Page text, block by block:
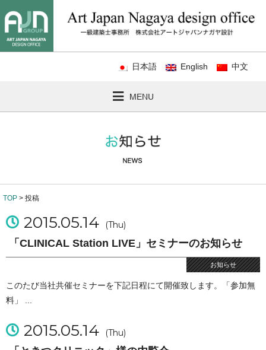
日本語 English 中文
MENU
TOP > 投稿
2015.05.14 (Thu)
「CLINICAL Station LIVE」セミナーのお知らせ
お知らせ
このたび当社共催セミナーを下記日程にて開催致します。「参加無
料」 ...
2015.05.14 (Thu)